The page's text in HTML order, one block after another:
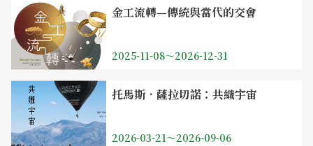
金工流轉—傳統與當代的交會
2025-11-08～2026-12-31
托馬斯．薩拉切諾：共織宇宙
2026-03-21～2026-09-06